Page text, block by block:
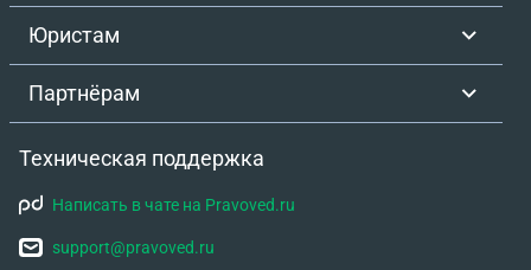
Юристам
Партнёрам
Техническая поддержка
Написать в чате на Pravoved.ru
support@pravoved.ru